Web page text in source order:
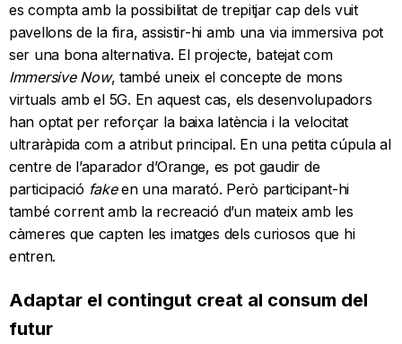
es compta amb la possibilitat de trepitjar cap dels vuit
pavellons de la fira, assistir-hi amb una via immersiva pot
ser una bona alternativa. El projecte, batejat com
Immersive Now, també uneix el concepte de mons
virtuals amb el 5G. En aquest cas, els desenvolupadors
han optat per reforçar la baixa latència i la velocitat
ultraràpida com a atribut principal. En una petita cúpula al
centre de l’aparador d’Orange, es pot gaudir de
participació fakeen una marató. Però participant-hi
també corrent amb la recreació d’un mateix amb les
càmeres que capten les imatges dels curiosos que hi
entren.
Adaptar el contingut creat al consum del
futur